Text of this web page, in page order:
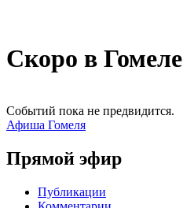
Скоро в Гомеле
Событий пока не предвидится.
Афиша Гомеля
Прямой эфир
Публикации